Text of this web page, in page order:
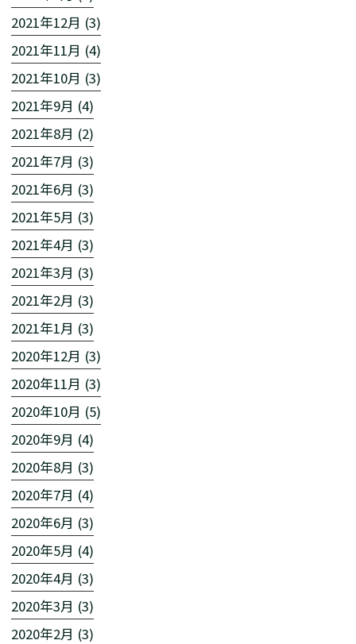
2021年12月 (3)
2021年11月 (4)
2021年10月 (3)
2021年9月 (4)
2021年8月 (2)
2021年7月 (3)
2021年6月 (3)
2021年5月 (3)
2021年4月 (3)
2021年3月 (3)
2021年2月 (3)
2021年1月 (3)
2020年12月 (3)
2020年11月 (3)
2020年10月 (5)
2020年9月 (4)
2020年8月 (3)
2020年7月 (4)
2020年6月 (3)
2020年5月 (4)
2020年4月 (3)
2020年3月 (3)
2020年2月 (3)